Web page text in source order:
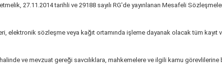
27.11.2014 tarihli ve 29188 sayılı RG'de yayınlanan Mesafeli
elektronik sözleşme veya kağıt ortamında işleme dayanak olacak tüm
ve mevzuat gereği savcılıklara, mahkemelere ve ilgili kamu